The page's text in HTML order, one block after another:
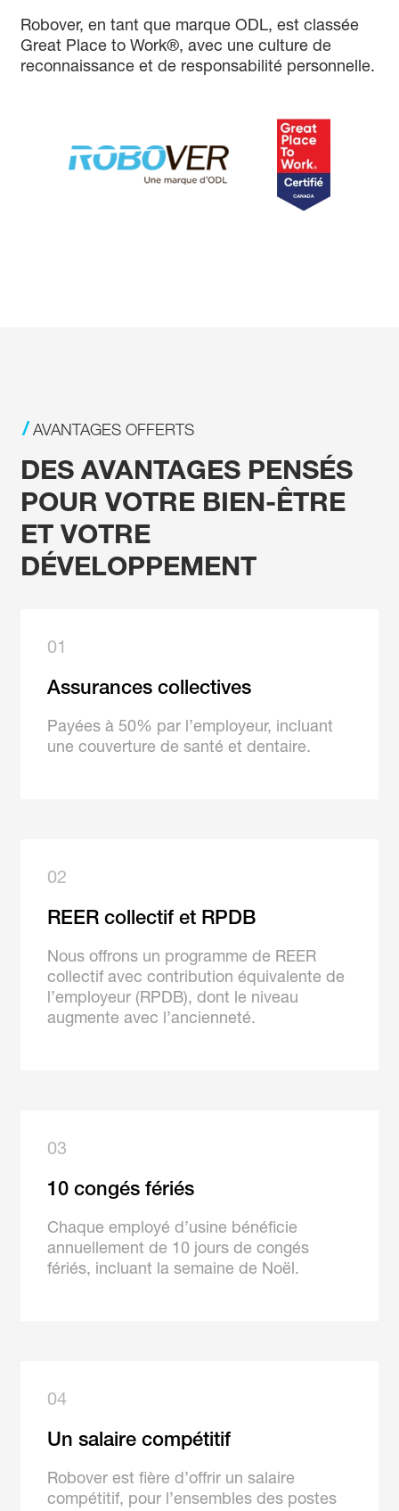
Robover, en tant que marque ODL, est classée
Great Place to Work®, avec une culture de
reconnaissance et de responsabilité personnelle.
AVANTAGES OFFERTS
DES AVANTAGES PENSÉS
POUR VOTRE BIEN-ÊTRE
ET VOTRE
DÉVELOPPEMENT
01
Assurances collectives
Payées à 50% par l’employeur, incluant
une couverture de santé et dentaire.
02
REER collectif et RPDB
Nous offrons un programme de REER
collectif avec contribution équivalente de
l’employeur (RPDB), dont le niveau
augmente avec l’ancienneté.
03
10 congés fériés
Chaque employé d’usine bénéficie
annuellement de 10 jours de congés
fériés, incluant la semaine de Noël.
04
Un salaire compétitif
Robover est fière d’offrir un salaire
compétitif, pour l’ensembles des postes